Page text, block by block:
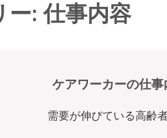
ー:仕事内容
ケアワーカーの仕
需要が伸びている高齢